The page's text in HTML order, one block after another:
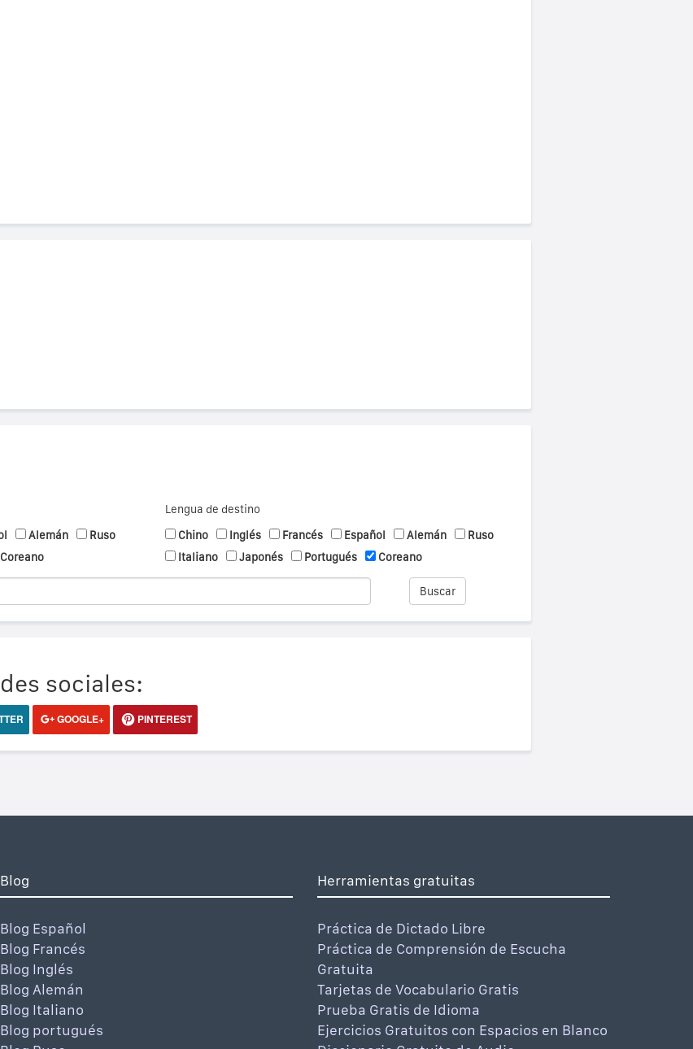
Alemán
Ruso
Coreano
Lengua de destino
Chino
Inglés Francés Español Alemán
Ruso
Italiano
Japonés Portugués Coreano
Buscar
sociales:
GOOGLE+ PINTEREST
Blog
Blog Español
Blog Francés
Blog Inglés
Blog Alemán
Blog Italiano
Blog portugués
Herramientas gratuitas
Práctica de Dictado Libre
Práctica de Comprensión de Escucha
Gratuita
Tarjetas de Vocabulario Gratis
Prueba Gratis de Idioma
Ejercicios Gratuitos con Espacios en Blanco